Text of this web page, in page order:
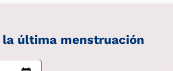
la última menstruación